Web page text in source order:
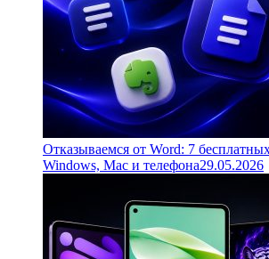
Отказываемся от Word: 7
Windows, Mac и телефона29.05.2026